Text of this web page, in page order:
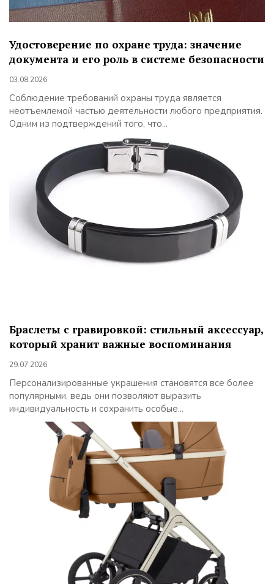
Удостоверение по охране труда: значение
документа и его роль в системе безопасности
03.08.2026
Соблюдение требований охраны труда является
неотъемлемой частью деятельности любого предприятия.
Одним из подтверждений того, что...
Браслеты с гравировкой: стильный аксессуар,
который хранит важные воспоминания
29.07.2026
Персонализированные украшения становятся все более
популярными, ведь они позволяют выразить
индивидуальность и сохранить особые...